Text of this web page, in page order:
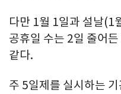
다만 1월 1일과 설날(1
공휴일 수는 2일 줄어
같다.
주 5일제를 실시하는